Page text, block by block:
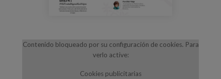
Trabaja con nosotros
Contenido bloqueado por su configuración de cookies. Para
verlo active:
Cookies publicitarias